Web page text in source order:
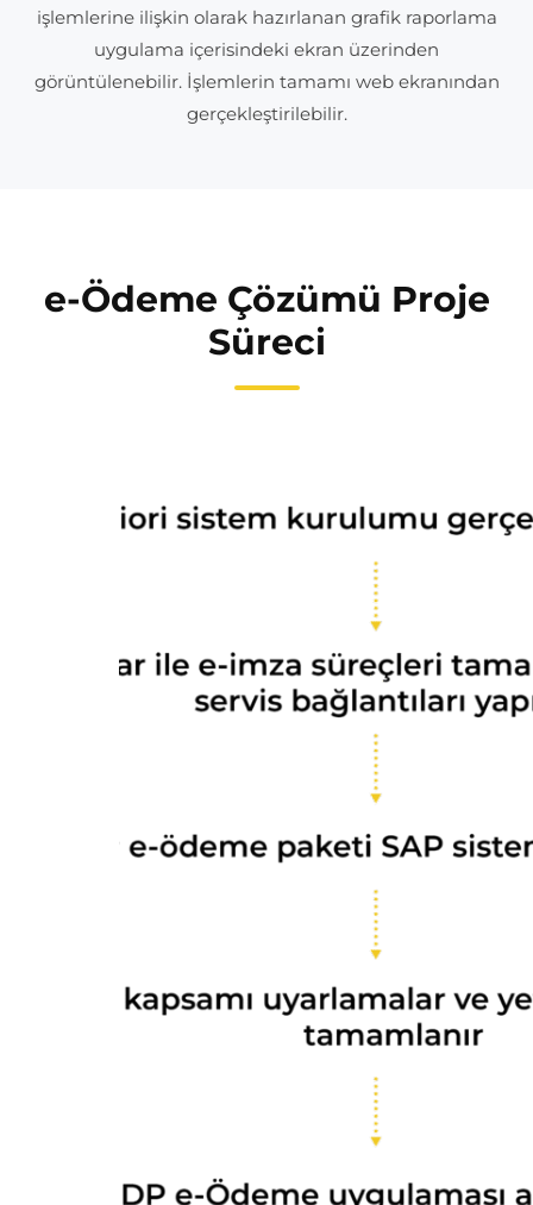
işlemlerine ilişkin olarak hazırlanan grafik raporlama
uygulama içerisindeki ekran üzerinden
görüntülenebilir. İşlemlerin tamamı web ekranından
gerçekleştirilebilir.
e-Ödeme Çözümü Proje
Süreci